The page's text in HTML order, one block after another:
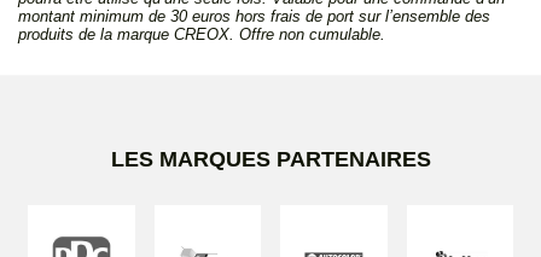
montant minimum de 30 euros hors frais de port sur l’ensemble des
produits de la marque CREOX. Offre non cumulable.
LES MARQUES PARTENAIRES